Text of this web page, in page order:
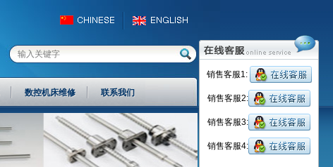
数控机床维修 联系我们
销售客服1:
销售客服2:
销售客服3:
销售客服4: